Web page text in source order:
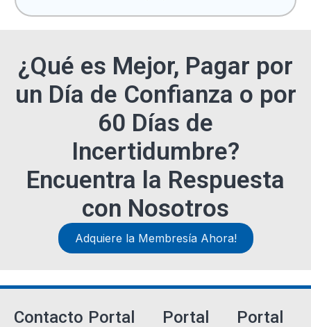
¿Qué es Mejor, Pagar por
un Día de Confianza o por
60 Días de
Incertidumbre?
Encuentra la Respuesta
con Nosotros
Adquiere la Membresía Ahora!
Contacto Portal
Portal
Portal